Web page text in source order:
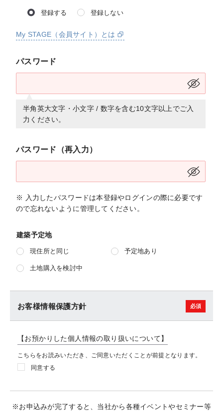
登録する 登録しない
My STAGE（会員サイト）とは
パスワード
半角英大文字・小文字 / 数字を含む10文字以上でご入
力ください。
パスワード（再入力）
※ 入力したパスワードは本登録やログインの際に必要です
ので忘れないように管理してください。
建築予定地
現住所と同じ 予定地あり
土地購入を検討中
お客様情報保護方針
【お預かりした個人情報の取り扱いについて】
こちらをお読みいただき、ご同意いただくことが前提となります。
同意する
※お申込みが完了すると、当社から各種イベントやセミナー等